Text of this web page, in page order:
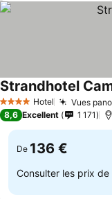
4 Étoiles Hotel Vues
Strandhotel
8,6 Excellent 1 171
De 136 €
Consulter les prix de